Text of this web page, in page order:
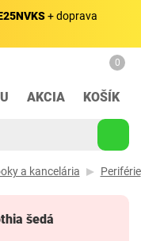
+ doprava
AKCIA
0
KOŠÍK
a kancelária Periférie
šedá